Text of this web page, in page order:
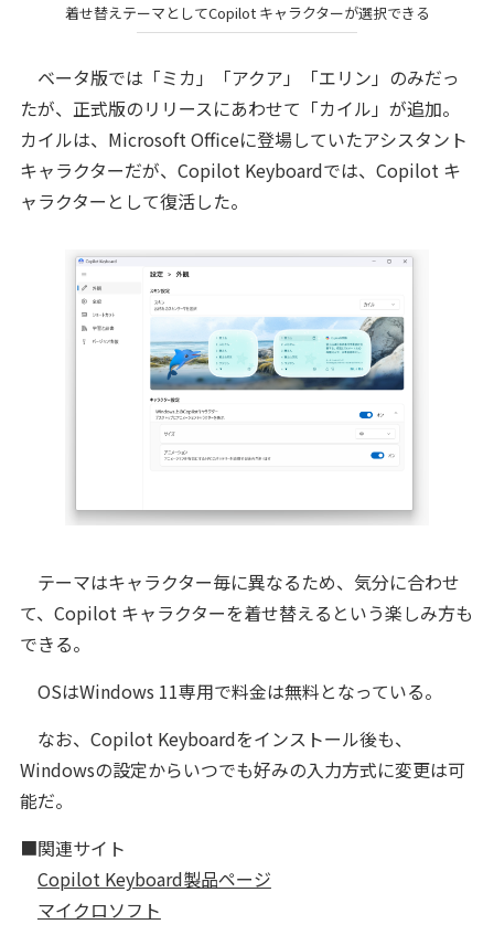
着せ替えテーマとしてCopilot キャラクターが選択できる
ベータ版では「ミカ」「アクア」「エリン」のみだっ
たが、正式版のリリースにあわせて「カイル」が追加。
カイルは、Microsoft Officeに登場していたアシスタント
キャラクターだが、Copilot Keyboardでは、Copilot キ
ャラクターとして復活した。
テーマはキャラクター毎に異なるため、気分に合わせ
て、Copilot キャラクターを着せ替えるという楽しみ方も
できる。
OSはWindows 11専用で料金は無料となっている。
なお、Copilot Keyboardをインストール後も、
Windowsの設定からいつでも好みの入力方式に変更は可
能だ。
■関連サイト
Copilot Keyboard製品ページ
マイクロソフト